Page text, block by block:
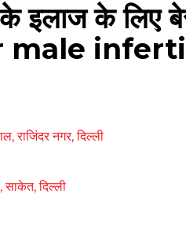
इलाज के लिए
male
राजिंदर नगर, दिल्ली
दिल्ली